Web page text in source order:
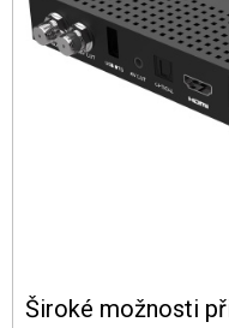
Široké možnosti